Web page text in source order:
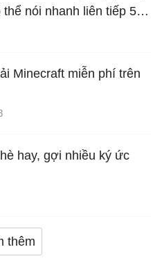
thể nói nhanh liên tiếp 5
chảy
Minecraft miễn phí trên
hay, gợi nhiều ký ức
thêm